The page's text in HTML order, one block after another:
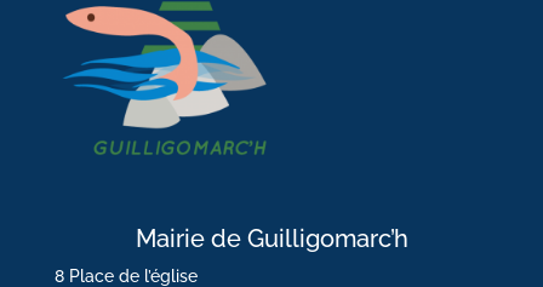
Mairie de Guilligomarc’h
8 Place de l’église